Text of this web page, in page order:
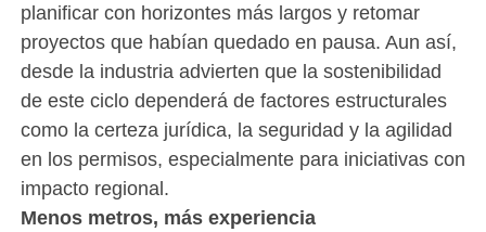
planificar con horizontes más largos y retomar
proyectos que habían quedado en pausa. Aun así,
desde la industria advierten que la sostenibilidad
de este ciclo dependerá de factores estructurales
como la certeza jurídica, la seguridad y la agilidad
en los permisos, especialmente para iniciativas con
impacto regional.
Menos metros, más experiencia